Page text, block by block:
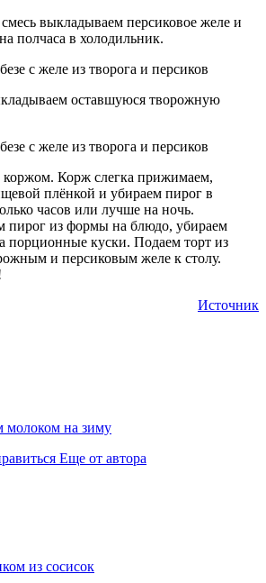
выкладываем персиковое желе и
полчаса в холодильник.
оставшуюся творожную
Корж слегка прижимаем,
плёнкой и убираем пирог в
часов или лучше на ночь.
пирог из формы на блюдо, убираем
порционные куски. Подаем торт из
и персиковым желе к столу.
Источник
на зиму
Еще от автора
из сосисок